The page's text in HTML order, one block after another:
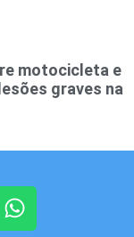
motocicleta e
graves na